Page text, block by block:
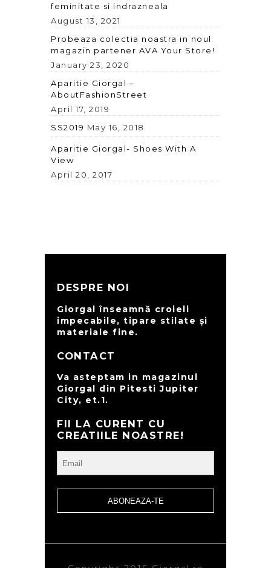
feminitate si indrazneala
August 13, 2021
Probeaza colectia noastra in noul
magazin partener AVA Your Store!
January 23, 2020
Aparitie Giorgal –
AboutFashionStreet
April 17, 2019
SS2019 May 16, 2018
Aparitie Giorgal- Shoes With A
View
April 20, 2017
DESPRE NOI
Giorgal înseamnă croieli
impecabile, tipare stilate și
materiale fine.
CONTACT
Va asteptam in magazinul
Giorgal din Pitesti Jupiter
City, et.1.
FII LA CURENT CU
CREATIILE NOASTRE!
ABONEAZA-TE